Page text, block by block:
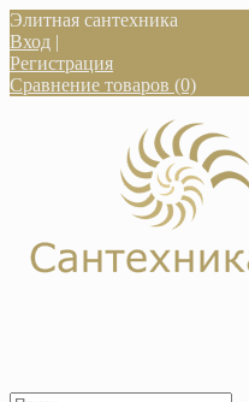
Элитная сантехника
Вход |
Регистрация
Сравнение товаров (0)